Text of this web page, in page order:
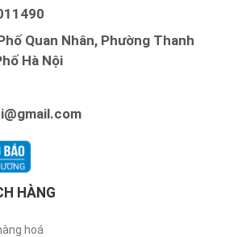
Quan Nhân, Phường Thanh
Hà Nội
HÀNG
hoá